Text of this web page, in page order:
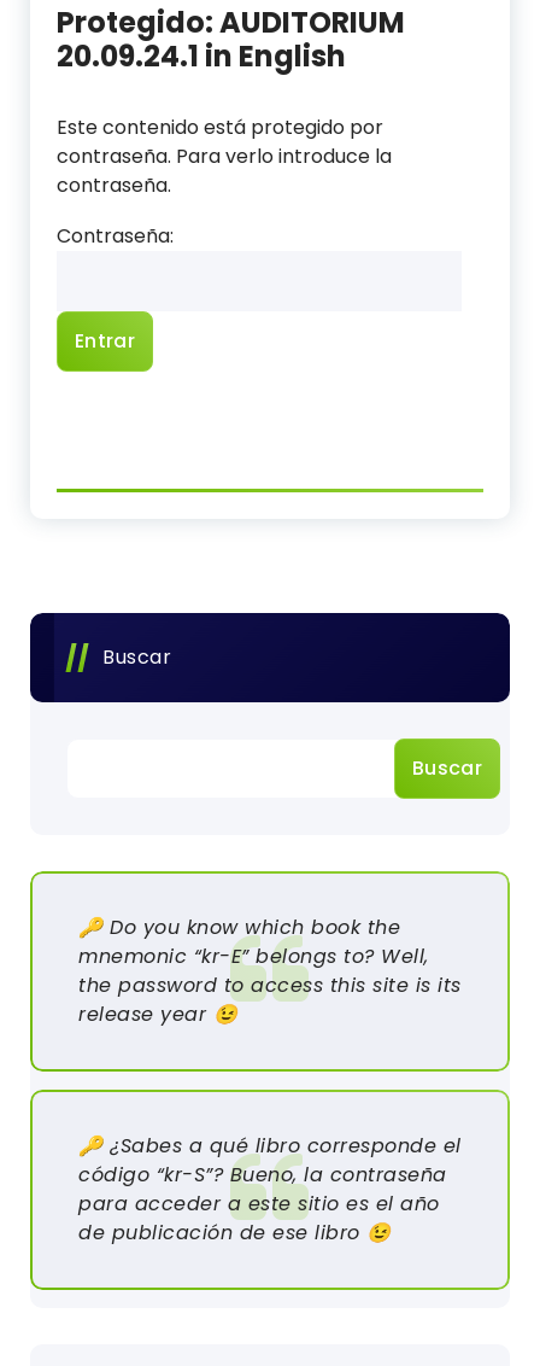
Protegido: AUDITORIUM
20.09.24.1 in English
Este contenido está protegido por
contraseña. Para verlo introduce la
contraseña.
Contraseña:
Buscar
Buscar
🔑 Do you know which book the
mnemonic “kr-E” belongs to? Well,
the password to access this site is its
release year 😉
🔑 ¿Sabes a qué libro corresponde el
código “kr-S”? Bueno, la contraseña
para acceder a este sitio es el año
de publicación de ese libro 😉